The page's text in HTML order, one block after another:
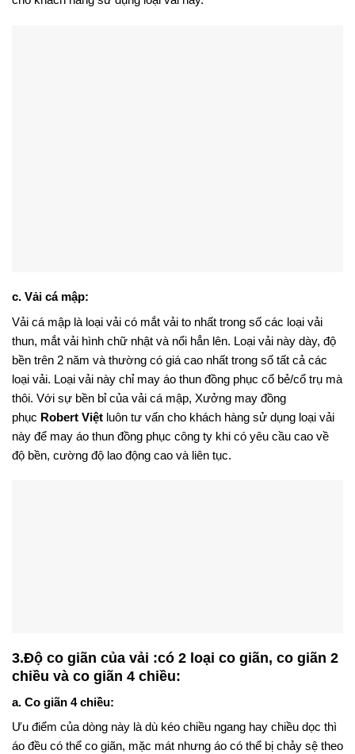
c. Vải cá mập:
Vải cá mập là loại vải có mắt vải to nhất trong số các loại vải
thun, mắt vải hình chữ nhật và nổi hẳn lên. Loại vải này dày, độ
bền trên 2 năm và thường có giá cao nhất trong số tất cả các
loại vải. Loại vải này chỉ may áo thun đồng phục cổ bẻ/cổ trụ mà
thôi. Với sự bền bỉ của vải cá mập, Xưởng may đồng
phục Robert Việt luôn tư vấn cho khách hàng sử dụng loại vải
này để may áo thun đồng phục công ty khi có yêu cầu cao về
độ bền, cường độ lao động cao và liên tục.
3.Độ co giãn của vải :có 2 loại co giãn, co giãn 2
chiều và co giãn 4 chiều:
a. Co giãn 4 chiều:
Ưu điểm của dòng này là dù kéo chiều ngang hay chiều dọc thì
áo đều có thể co giãn, mặc mát nhưng áo có thể bị chảy sệ theo